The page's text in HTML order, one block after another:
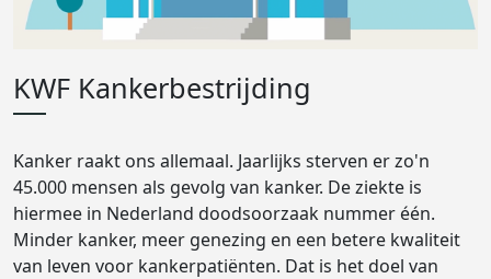
KWF Kankerbestrijding
Kanker raakt ons allemaal. Jaarlijks sterven er zo'n
45.000 mensen als gevolg van kanker. De ziekte is
hiermee in Nederland doodsoorzaak nummer één.
Minder kanker, meer genezing en een betere kwaliteit
van leven voor kankerpatiënten. Dat is het doel van